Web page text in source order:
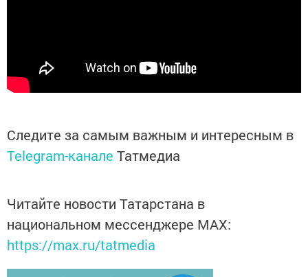
Следите за самым важным и интересным в
Telegram-канале Татмедиа
Читайте новости Татарстана в
национальном мессенджере MАХ:
https://max.ru/tatmedia